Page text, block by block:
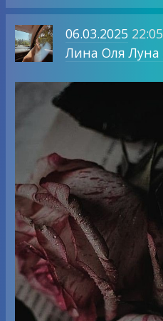
06.03.2025 22:05